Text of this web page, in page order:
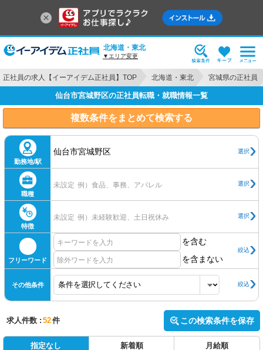
北海道・東北
▼エリア変更
正社員の求人【イーアイデム正社員】TOP 北海道・東北 宮城県の正社員
仙台市宮城野区の正社員転職・就職情報一覧
複数条件をまとめて検索する
勤務地/駅
仙台市宮城野区 選択
職種
未設定 例）食品、事務、アパレル 選択
特徴
未設定 例）未経験歓迎、土日祝休み 選択
フリーワード
を含む
を含まない
絞込
その他条件 絞込
求人件数 : 52件 この検索条件を保存
指定なし 新着順 月給順